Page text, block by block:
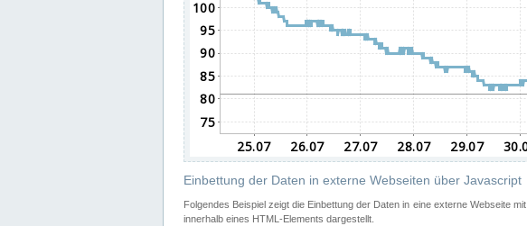
Einbettung der Daten in externe Webseiten über Javascript
Folgendes Beispiel zeigt die Einbettung der Daten in eine externe Webseite
innerhalb eines HTML-Elements dargestellt.